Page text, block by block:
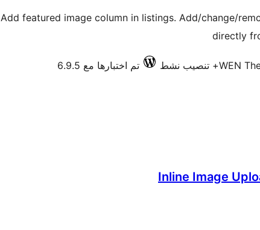
Add featured image column in listings. Add/change/
directly
WEN تم اختبارها مع 6.9.5
Inline Image